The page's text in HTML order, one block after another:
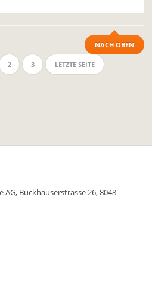
NACH OBEN
2 3 LETZTE SEITE
Buckhauserstrasse 26, 8048